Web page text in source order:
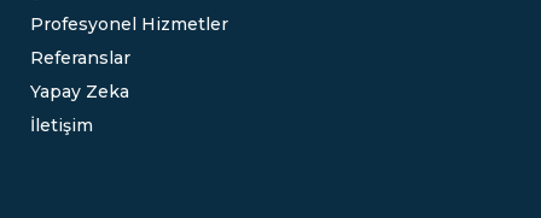
Profesyonel Hizmetler
Referanslar
Yapay Zeka
İletişim